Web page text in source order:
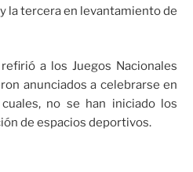
la tercera en levantamiento de
a los Juegos Nacionales
anunciados a celebrarse en
no se han iniciado los
de espacios deportivos.